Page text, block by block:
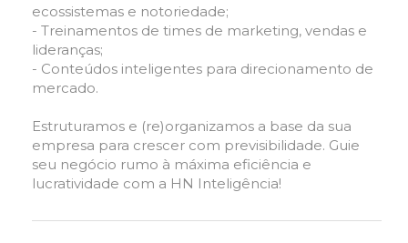
ecossistemas e notoriedade;
- Treinamentos de times de marketing, vendas e
lideranças;
- Conteúdos inteligentes para direcionamento de
mercado.
Estruturamos e (re)organizamos a base da sua
empresa para crescer com previsibilidade. Guie
seu negócio rumo à máxima eficiência e
lucratividade com a HN Inteligência!